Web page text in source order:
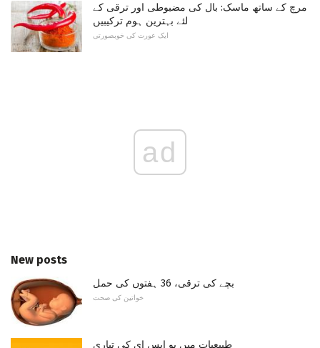
مرچ کے ساتھ ماسک: بال کی مضبوطی اور ترقی کے
لئے بہترین ہوم ترکیبیں
ایک عورت کی خوبصورتی
ad
New posts
بچے کی ترقی، 36 ہفتوں کی حمل
خواتین کی صحت
طبیعیات میں یو ایس ای کی تیاری